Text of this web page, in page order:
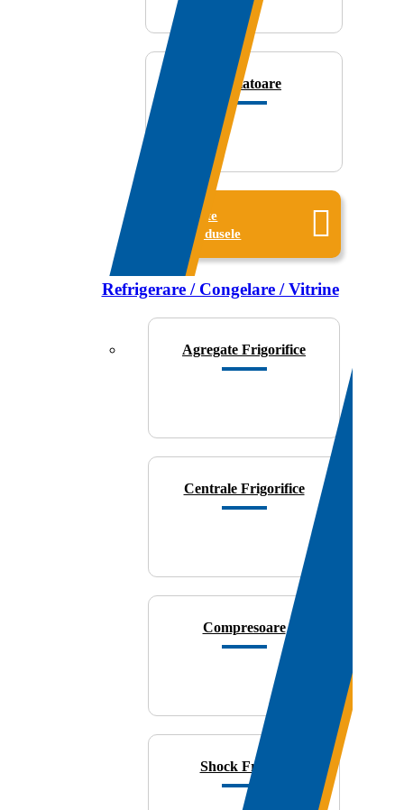
Ventilatoare
Toate
produsele
Refrigerare / Congelare / Vitrine
Agregate Frigorifice
Centrale Frigorifice
Compresoare
Shock Freezer